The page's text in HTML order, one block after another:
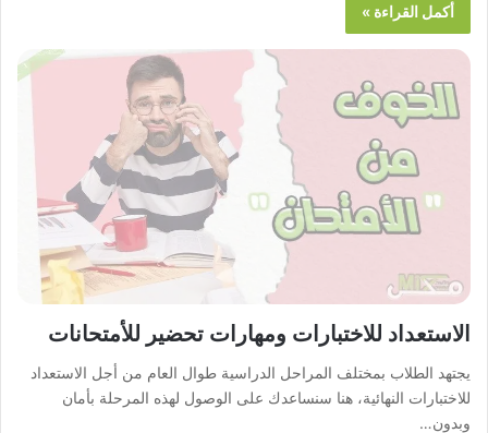
أكمل القراءة »
الاستعداد للاختبارات ومهارات تحضير للأمتحانات
يجتهد الطلاب بمختلف المراحل الدراسية طوال العام من أجل الاستعداد
للاختبارات النهائية، هنا سنساعدك على الوصول لهذه المرحلة بأمان
وبدون…